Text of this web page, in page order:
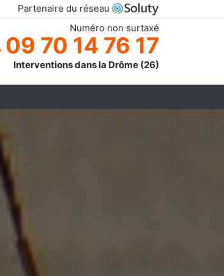
Partenaire du réseau
Numéro non surtaxé
09 70 14 76 17
Interventions dans la Drôme (26)